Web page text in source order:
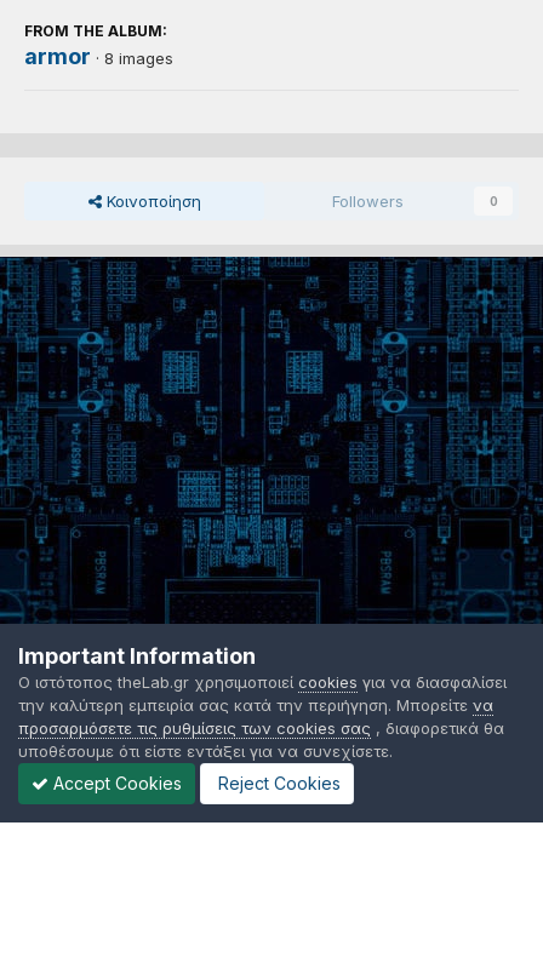
FROM THE ALBUM:
armor · 8 images
Κοινοποίηση Followers 0
Important Information
Ο ιστότοπος theLab.gr χρησιμοποιεί cookies για να διασφαλίσει
την καλύτερη εμπειρία σας κατά την περιήγηση. Μπορείτε να
προσαρμόσετε τις ρυθμίσεις των cookies σας , διαφορετικά θα
υποθέσουμε ότι είστε εντάξει για να συνεχίσετε.
Accept Cookies Reject Cookies